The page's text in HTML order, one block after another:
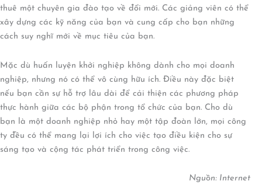
thuê một chuyên gia đào tạo về đổi mới. Các giảng viên có thể
xây dựng các kỹ năng của bạn và cung cấp cho bạn những
cách suy nghĩ mới về mục tiêu của bạn.
Mặc dù huấn luyện khởi nghiệp không dành cho mọi doanh
nghiệp, nhưng nó có thể vô cùng hữu ích. Điều này đặc biệt
nếu bạn cần sự hỗ trợ lâu dài để cải thiện các phương pháp
thực hành giữa các bộ phận trong tổ chức của bạn. Cho dù
bạn là một doanh nghiệp nhỏ hay một tập đoàn lớn, mọi công
ty đều có thể mang lại lợi ích cho việc tạo điều kiện cho sự
sáng tạo và cộng tác phát triển trong công việc.
Nguồn: Internet